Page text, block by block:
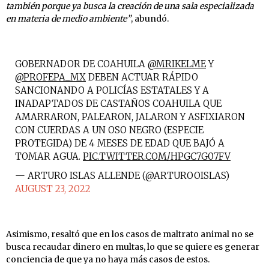
también porque ya busca la creación de una sala especializada
en materia de medio ambiente”, abundó.
GOBERNADOR DE COAHUILA @MRIKELMEY
@PROFEPA_MX DEBEN ACTUAR RÁPIDO
SANCIONANDO A POLICÍAS ESTATALES Y A
INADAPTADOS DE CASTAÑOS COAHUILA QUE
AMARRARON, PALEARON, JALARON Y ASFIXIARON
CON CUERDAS A UN OSO NEGRO (ESPECIE
PROTEGIDA) DE 4 MESES DE EDAD QUE BAJÓ A
TOMAR AGUA. PIC.TWITTER.COM/HPGC7G07FV
— ARTURO ISLAS ALLENDE (@ARTUROOISLAS)
AUGUST 23, 2022
Asimismo, resaltó que en los casos de maltrato animal no se
busca recaudar dinero en multas, lo que se quiere es generar
conciencia de que ya no haya más casos de estos.